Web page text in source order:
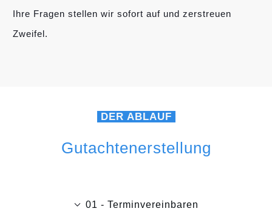
Ihre Fragen stellen wir sofort auf und zerstreuen
Zweifel.
DER ABLAUF
Gutachtenerstellung
01 - Terminvereinbaren